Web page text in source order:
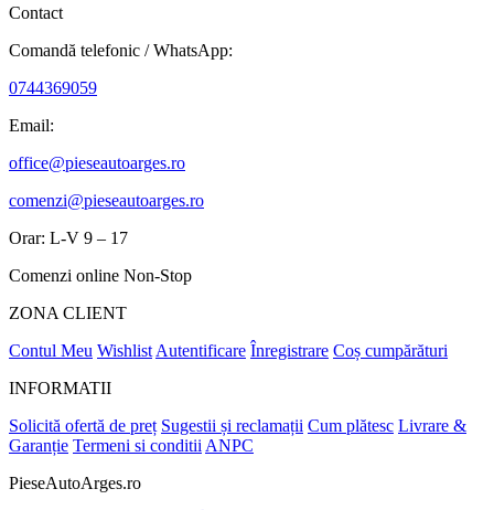
Contact
Comandă telefonic / WhatsApp:
0744369059
Email:
office@pieseautoarges.ro
comenzi@pieseautoarges.ro
Orar: L-V 9 – 17
Comenzi online Non-Stop
ZONA CLIENT
Contul Meu Wishlist Autentificare Înregistrare Coș cumpărături
INFORMATII
Solicită ofertă de preț Sugestii și reclamații Cum plătesc Livrare &
Garanție Termeni si conditii ANPC
PieseAutoArges.ro